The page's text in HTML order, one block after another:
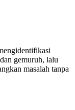
gemuruh, lalu
masalah tanpa